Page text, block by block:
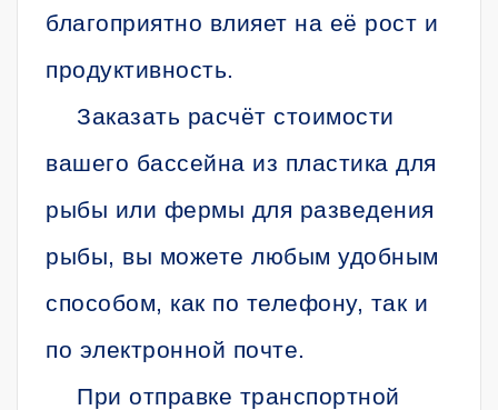
благоприятно влияет на её рост и
продуктивность.
Заказать расчёт стоимости
вашего бассейна из пластика для
рыбы или фермы для разведения
рыбы, вы можете любым удобным
способом, как по телефону, так и
по электронной почте.
При отправке транспортной